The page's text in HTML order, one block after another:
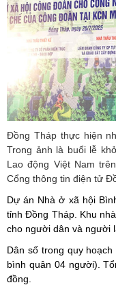
Đồng Tháp thực hiện
Trong ảnh là buổi lễ
Lao động Việt Nam
Cổng thông tin điện tử
Dự án Nhà ở xã hội
tỉnh Đồng Tháp. Khu
cho người dân và người
Dân số trong quy
bình quân 04 người).
đồng.